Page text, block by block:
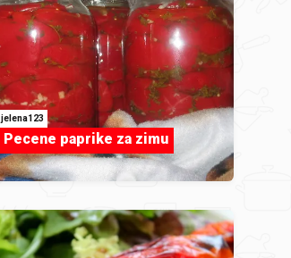
jelena123
Pecene paprike za zimu